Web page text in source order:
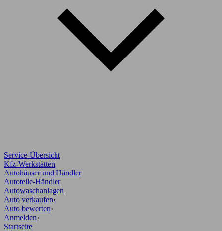
Service-Übersicht
Kfz-Werkstätten
Autohäuser und Händler
Autoteile-Händler
Autowaschanlagen
Auto verkaufen›
Auto bewerten›
Anmelden›
Startseite